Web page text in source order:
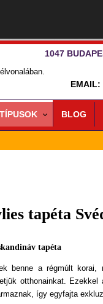
1047
EMAIL:
TÍPUSOK BLOG
tapéta
tapéta
benne a régmúlt
otthonainkat.
így egyfajta